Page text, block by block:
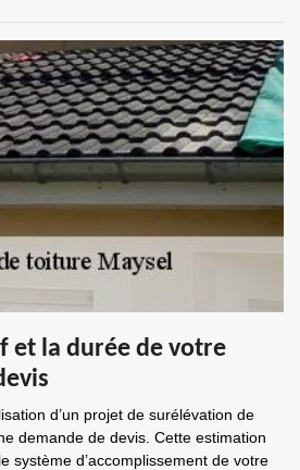
et la durée de votre
d’un projet de surélévation de
demande de devis. Cette estimation
système d’accomplissement de votre